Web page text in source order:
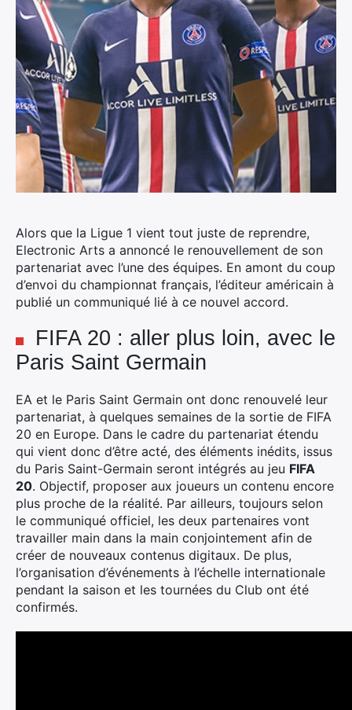
Alors que la Ligue 1 vient tout juste de reprendre,
Electronic Arts a annoncé le renouvellement de son
partenariat avec l’une des équipes. En amont du coup
d’envoi du championnat français, l’éditeur américain à
publié un communiqué lié à ce nouvel accord.
FIFA 20 : aller plus loin, avec le
Paris Saint Germain
EA et le Paris Saint Germain ont donc renouvelé leur
partenariat, à quelques semaines de la sortie de FIFA
20 en Europe. Dans le cadre du partenariat étendu
qui vient donc d’être acté, des éléments inédits, issus
du Paris Saint-Germain seront intégrés au jeu FIFA
20. Objectif, proposer aux joueurs un contenu encore
plus proche de la réalité. Par ailleurs, toujours selon
le communiqué officiel, les deux partenaires vont
travailler main dans la main conjointement afin de
créer de nouveaux contenus digitaux. De plus,
l’organisation d’événements à l’échelle internationale
pendant la saison et les tournées du Club ont été
confirmés.